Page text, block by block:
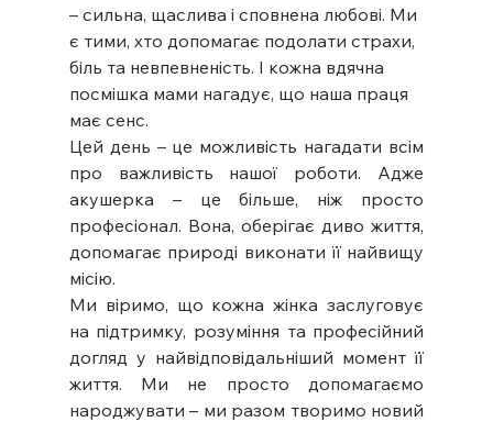
– сильна, щаслива і сповнена любові. Ми
є тими, хто допомагає подолати страхи,
біль та невпевненість. І кожна вдячна
посмішка мами нагадує, що наша праця
має сенс.
Цей день – це можливість нагадати всім
про важливість нашої роботи. Адже
акушерка – це більше, ніж просто
професіонал. Вона, оберігає диво життя,
допомагає природі виконати її найвищу
місію.
Ми віримо, що кожна жінка заслуговує
на підтримку, розуміння та професійний
догляд у найвідповідальніший момент її
життя. Ми не просто допомагаємо
народжувати – ми разом творимо новий